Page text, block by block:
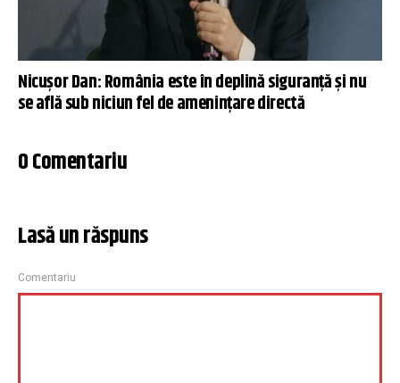
Nicușor Dan: România este în deplină siguranță și nu
se află sub niciun fel de amenințare directă
0 Comentariu
Lasă un răspuns
Comentariu